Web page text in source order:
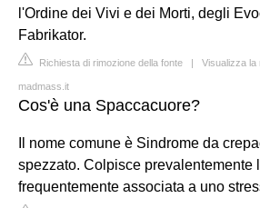
l'Ordine dei Vivi e dei Morti, degli
Fabrikator.
Richiesta di rimozione della fonte | Visualizza la
madmass.it
Cos'è una Spaccacuore?
Il nome comune è Sindrome da
spezzato. Colpisce prevalentemente
frequentemente associata a uno